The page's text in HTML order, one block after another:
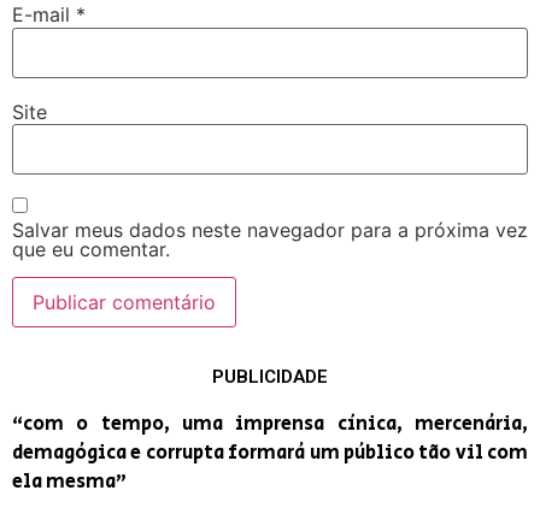
E-mail *
Site
Salvar meus dados neste navegador para a próxima vez
que eu comentar.
PUBLICIDADE
“com o tempo, uma imprensa cínica, mercenária,
demagógica e corrupta formará um público tão vil com
ela mesma”